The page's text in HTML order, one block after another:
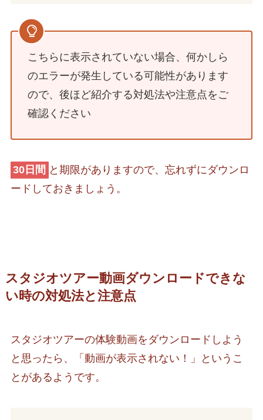
こちらに表示されていない場合、何かしら
のエラーが発生している可能性があります
ので、後ほど紹介する対処法や注意点をご
確認ください
30日間 と期限がありますので、忘れずにダウンロ
ードしておきましょう。
スタジオツアー動画ダウンロードできな
い時の対処法と注意点
スタジオツアーの体験動画をダウンロードしよう
と思ったら、「動画が表示されない！」というこ
とがあるようです。